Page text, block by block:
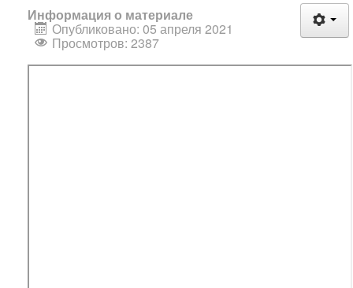
Информация о материале
Опубликовано: 05 апреля 2021
Просмотров: 2387